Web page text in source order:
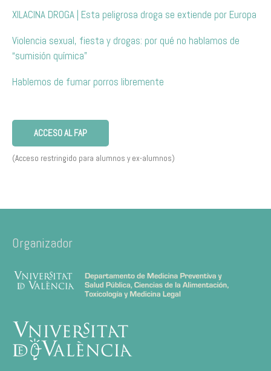
XILACINA DROGA | Esta peligrosa droga se extiende por Europa
Violencia sexual, fiesta y drogas: por qué no hablamos de
“sumisión química”
Hablemos de fumar porros libremente
ACCESO AL FAP
(Acceso restringido para alumnos y ex-alumnos)
Organizador